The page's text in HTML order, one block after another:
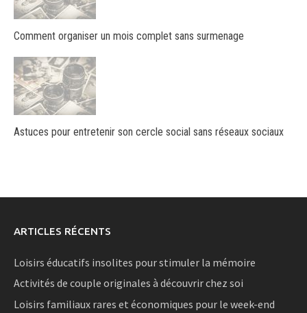
Comment organiser un mois complet sans surmenage
Astuces pour entretenir son cercle social sans réseaux sociaux
ARTICLES RÉCENTS
Loisirs éducatifs insolites pour stimuler la mémoire
Activités de couple originales à découvrir chez soi
Loisirs familiaux rares et économiques pour le week-end